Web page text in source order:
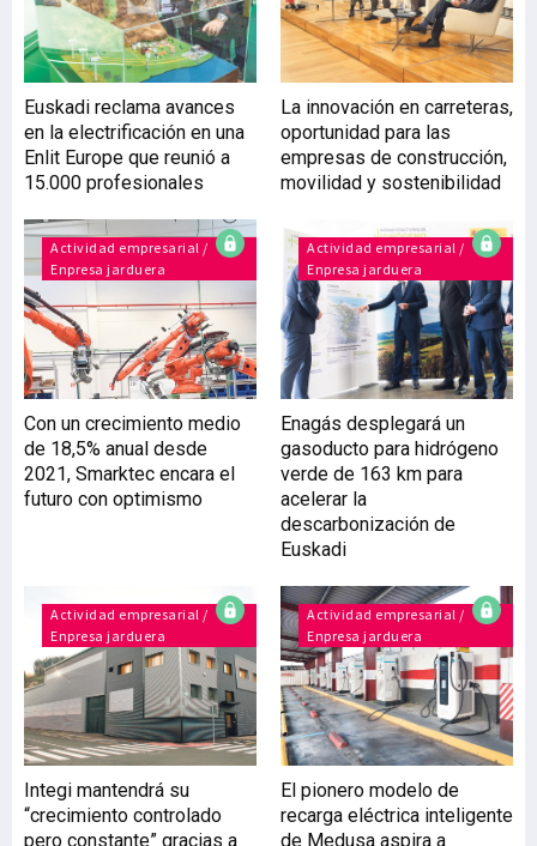
ensayos es incalculable
para la industria. Hasta
ahora hemos podido
fondeo, recubrimientos,
materiales, sensores y
hasta desarrollos pro
Euskadi reclama avances
en la electrificación en una
Enlit Europe que reunió a
15.000 profesionales
La innovación en carreteras,
oportunidad para las
empresas de construcción,
movilidad y sostenibilidad
Actividad empresarial /
Enpresa jarduera
Con un crecimiento medio
de 18,5% anual desde
2021, Smarktec encara el
futuro con optimismo
Actividad empresarial /
Enpresa jarduera
Enagás desplegará un
gasoducto para hidrógeno
verde de 163 km para
acelerar la
descarbonización de
Euskadi
Actividad empresarial /
Enpresa jarduera
Integi mantendrá su
“crecimiento controlado
pero constante” gracias a
Actividad empresarial /
Enpresa jarduera
El pionero modelo de
recarga eléctrica inteligente
de Medusa aspira a